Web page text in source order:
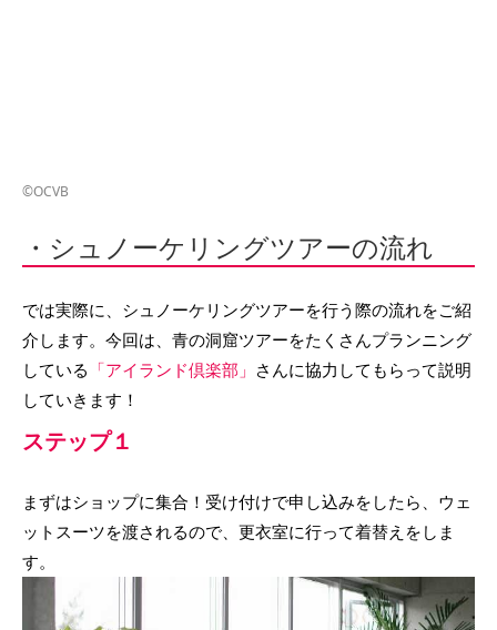
©OCVB
・シュノーケリングツアーの流れ
では実際に、シュノーケリングツアーを行う際の流れをご紹
介します。今回は、青の洞窟ツアーをたくさんプランニング
している 「アイランド倶楽部」 さんに協力してもらって説明
していきます！
ステップ１
まずはショップに集合！受け付けで申し込みをしたら、ウェ
ットスーツを渡されるので、更衣室に行って着替えをしま
す。